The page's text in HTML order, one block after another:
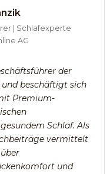
| Schlafexperte
AG
der
und beschäftigt sich
Premium-
Schlaf. Als
vermittelt
und